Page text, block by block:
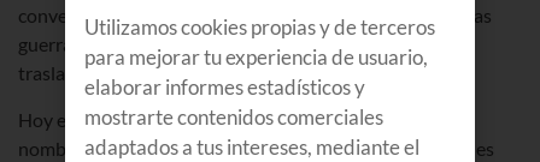
convento del Carmen, fundado en 1225 y destruido en las
guerras con Castilla en el siglo XIV. Posteriormente, fue
trasladado a su actual localización.
Hoy en día hay más de20.000 mujeresque tienen este
nombre y sumedia de edad es de 14 años. Por lo tanto, es
Utilizamos cookies propias y de terceros
para mejorar tu experiencia de usuario,
elaborar informes estadísticos y
mostrarte contenidos comerciales
adaptados a tus intereses, mediante el